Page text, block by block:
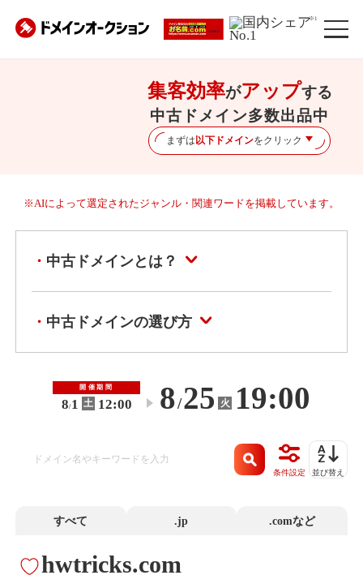
※1
集客効率がアップする
中古ドメイン多数出品中
まずは以下ドメインをクリック
※AIによって選定されたジャンル・関連ワードを掲載しています。
中古ドメインとは？
中古ドメインの選び方
開催期間
8/1 土 12:00 〜 8/25 火 19:00
条件設定 並び替え
すべて .jp .comなど
hwtricks.com